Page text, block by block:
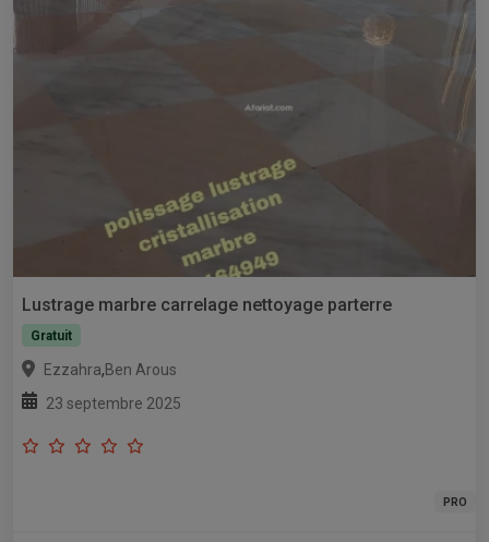
Lustrage marbre carrelage nettoyage parterre
Gratuit
Ezzahra,Ben Arous
23 septembre 2025
PRO